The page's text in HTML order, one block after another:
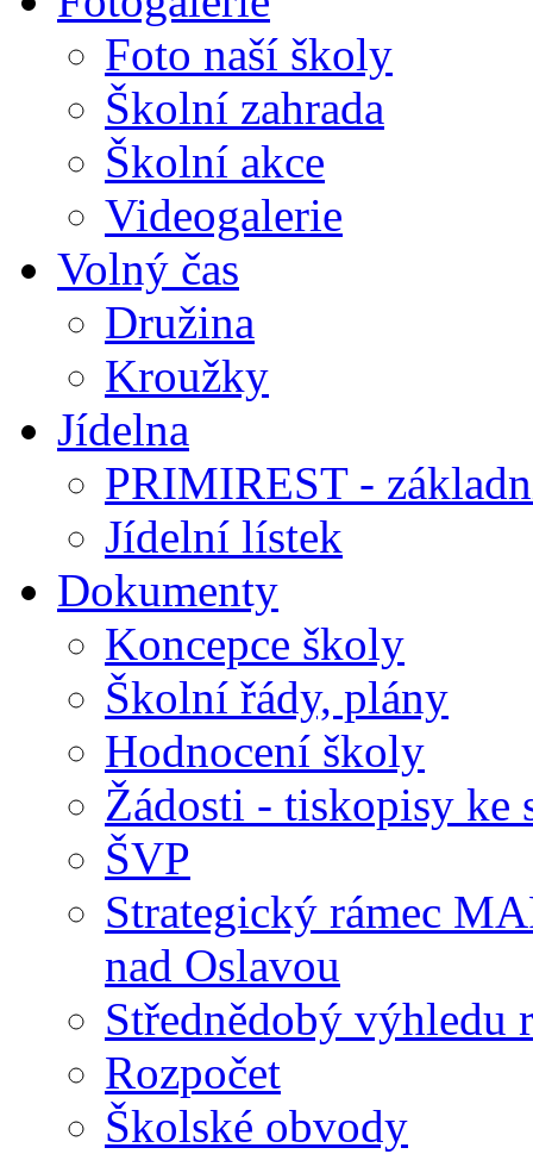
Foto naší školy
Školní zahrada
Školní akce
Videogalerie
Volný čas
Družina
Kroužky
Jídelna
PRIMIREST -
Jídelní lístek
Dokumenty
Koncepce školy
Školní řády, plány
Hodnocení školy
Žádosti - tiskopisy ke
ŠVP
Strategický rámec
nad Oslavou
Střednědobý výhledu
Rozpočet
Školské obvody